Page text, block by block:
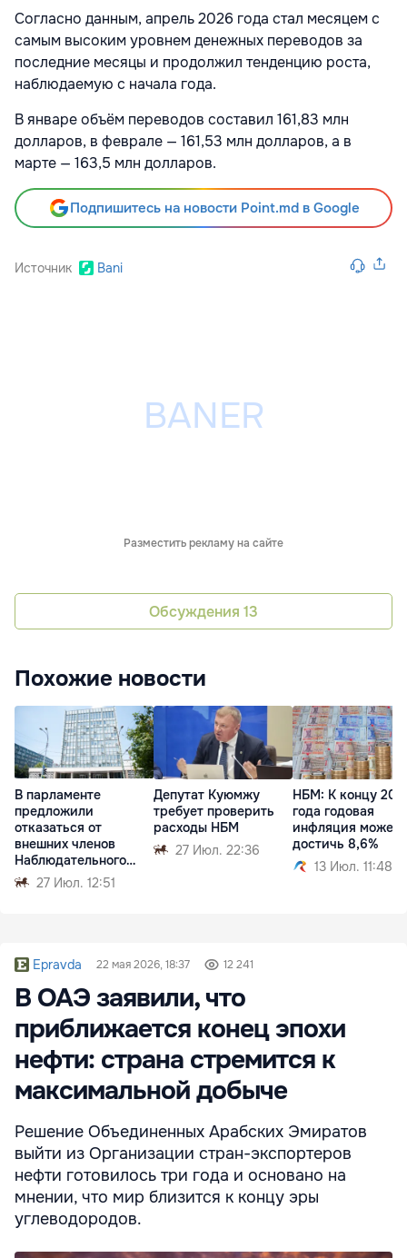
Согласно данным, апрель 2026 года стал месяцем с
самым высоким уровнем денежных переводов за
последние месяцы и продолжил тенденцию роста,
наблюдаемую с начала года.
В январе объём переводов составил 161,83 млн
долларов, в феврале — 161,53 млн долларов, а в
марте — 163,5 млн долларов.
Подпишитесь на новости Point.md в Google
Источник Bani
Разместить рекламу на сайте
Обсуждения 13
Похожие новости
В парламенте
предложили
отказаться от
внешних членов
Наблюдательного
совета НБМ
27 Июл. 12:51
Депутат Куюмжу
требует проверить
расходы НБМ
27 Июл. 22:36
НБМ: К концу
года годовая
инфляция может
достичь 8,6%
13 Июл. 11:48
Epravda 22 мая 2026, 18:37 12 241
В ОАЭ заявили, что
приближается конец эпохи
нефти: страна стремится к
максимальной добыче
Решение Объединенных Арабских Эмиратов
выйти из Организации стран-экспортеров
нефти готовилось три года и основано на
мнении, что мир близится к концу эры
углеводородов.